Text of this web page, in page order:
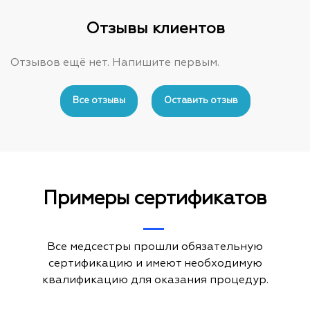
Отзывы клиентов
Отзывов ещё нет. Напишите первым.
Все отзывы Оставить отзыв
Примеры сертификатов
Все медсестры прошли обязательную
сертификацию и имеют необходимую
квалификацию для оказания процедур.